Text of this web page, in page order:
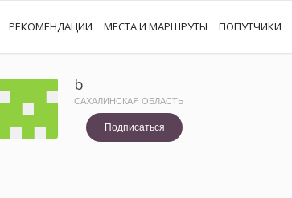
РЕКОМЕНДАЦИИ МЕСТА И МАРШРУТЫ ПОПУТЧИКИ
b
САХАЛИНСКАЯ ОБЛАСТЬ
Подписаться